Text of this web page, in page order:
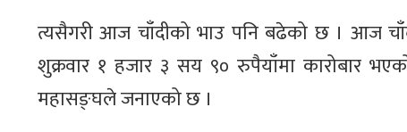
त्यसैगरी आज चाँदीको भाउ पनि बढेको छ । आज
शुक्रवार १ हजार ३ सय ९० रुपैयाँमा कारोबार
महासङ्घले जनाएको छ ।